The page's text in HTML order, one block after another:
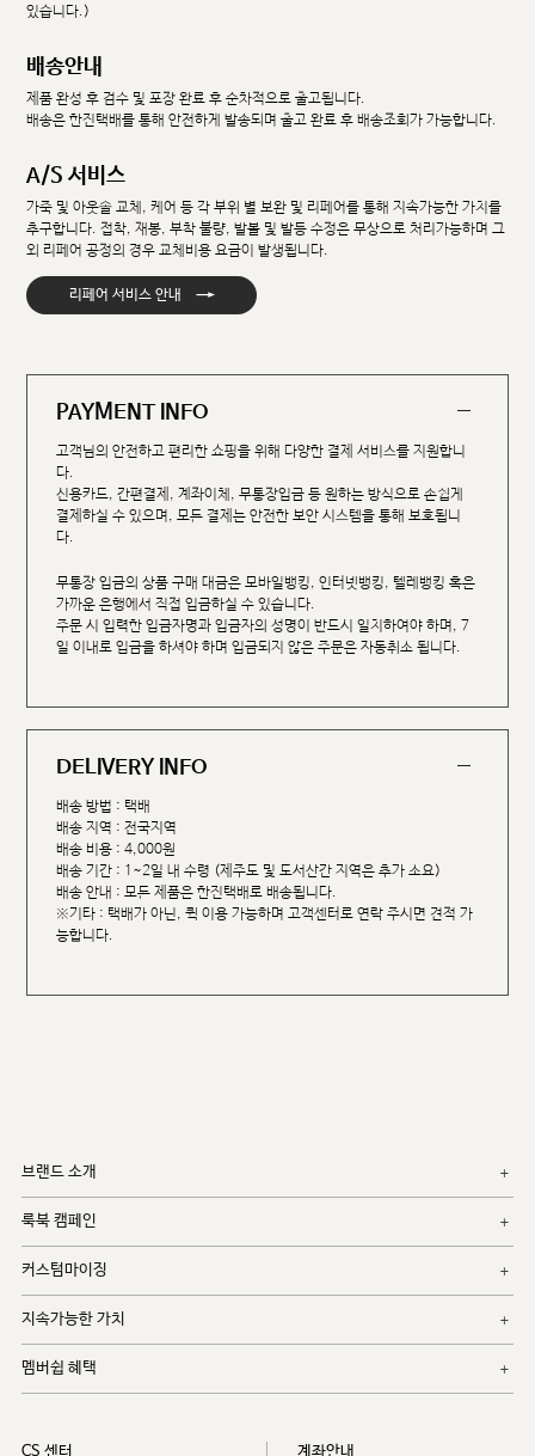
있습니다.)
배송안내
제품 완성 후 검수 및 포장 완료 후 순차적으로 출고됩니다.
배송은 한진택배를 통해 안전하게 발송되며 출고 완료 후 배송조회가 가능합니다.
A/S 서비스
가죽 및 아웃솔 교체, 케어 등 각 부위 별 보완 및 리페어를 통해 지속가능한 가치를
추구합니다. 접착, 재봉, 부착 불량, 발볼 및 발등 수정은 무상으로 처리가능하며 그
외 리페어 공정의 경우 교체비용 요금이 발생됩니다.
리페어 서비스 안내 →
PAYMENT INFO
고객님의 안전하고 편리한 쇼핑을 위해 다양한 결제 서비스를 지원합니
다.
신용카드, 간편결제, 계좌이체, 무통장입금 등 원하는 방식으로 손쉽게
결제하실 수 있으며, 모든 결제는 안전한 보안 시스템을 통해 보호됩니
다.
무통장 입금의 상품 구매 대금은 모바일뱅킹, 인터넷뱅킹, 텔레뱅킹 혹은
가까운 은행에서 직접 입금하실 수 있습니다.
주문 시 입력한 입금자명과 입금자의 성명이 반드시 일치하여야 하며, 7
일 이내로 입금을 하셔야 하며 입금되지 않은 주문은 자동취소 됩니다.
DELIVERY INFO
배송 방법 : 택배
배송 지역 : 전국지역
배송 비용 : 4,000원
배송 기간 : 1~2일 내 수령 (제주도 및 도서산간 지역은 추가 소요)
배송 안내 : 모든 제품은 한진택배로 배송됩니다.
※기타 : 택배가 아닌, 퀵 이용 가능하며 고객센터로 연락 주시면 견적 가
능합니다.
브랜드 소개
룩북 캠페인
커스텀마이징
지속가능한 가치
멤버쉽 혜택
CS 센터 계좌안내